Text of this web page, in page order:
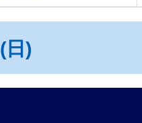
(日)